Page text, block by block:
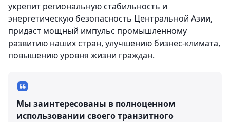
укрепит региональную стабильность и
энергетическую безопасность Центральной Азии,
придаст мощный импульс промышленному
развитию наших стран, улучшению бизнес-климата,
повышению уровня жизни граждан.
Мы заинтересованы в полноценном
использовании своего транзитного